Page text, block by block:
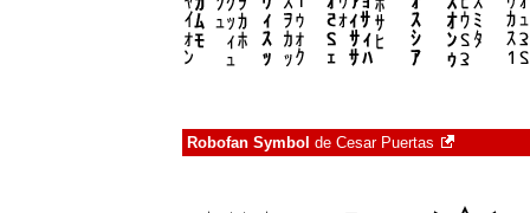
Robofan Symbol de Cesar Puertas